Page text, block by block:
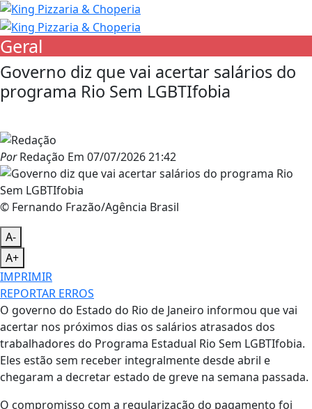
Geral
Governo diz que vai acertar salários do
programa Rio Sem LGBTIfobia
PorRedação Em 07/07/2026 21:42
© Fernando Frazão/Agência Brasil
A-
A+
IMPRIMIR
REPORTAR ERROS
O governo do Estado do Rio de Janeiro informou que vai
acertar nos próximos dias os salários atrasados dos
trabalhadores do Programa Estadual Rio Sem LGBTIfobia.
Eles estão sem receber integralmente desde abril e
chegaram a decretar estado de greve na semana passada.
O compromisso com a regularização do pagamento foi